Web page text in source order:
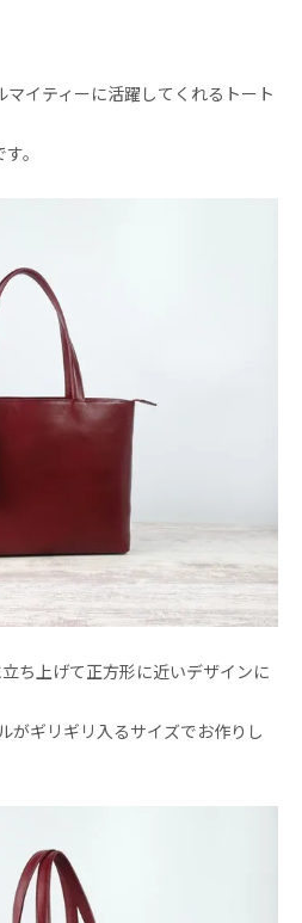
イティーに活躍してくれるトート
。
ち上げて正方形に近いデザインに
がギリギリ入るサイズでお作りし